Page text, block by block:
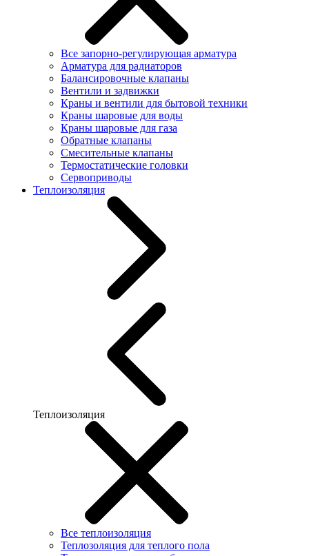
Все запорно-регулирующая арматура
Арматура для радиаторов
Балансировочные клапаны
Вентили и задвижки
Краны и вентили для бытовой техники
Краны шаровые для воды
Краны шаровые для газа
Обратные клапаны
Смесительные клапаны
Термостатические головки
Сервоприводы
Теплоизоляция
Теплоизоляция
Все теплоизоляция
Теплозоляция для теплого пола